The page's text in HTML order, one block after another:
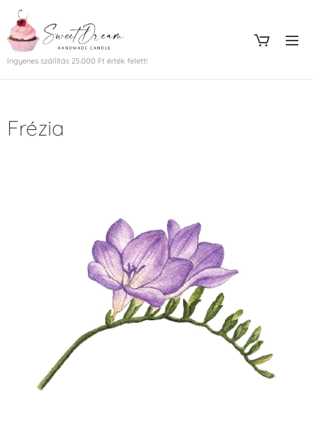
Ingyenes szállítás 25.000 Ft érték felett!
Frézia